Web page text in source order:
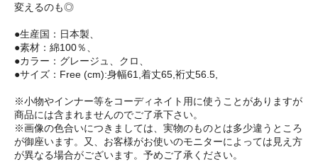
変えるのも◎
●生産国：日本製、
●素材：綿100％、
●カラー：グレージュ、クロ、
●サイズ：Free (cm):身幅61,着丈65,裄丈56.5,
※小物やインナー等をコーディネイト用に使うことがありますが
商品には含まれませんのでご了承下さい。
※画像の色合いにつきましては、実物のものとは多少違うところ
が御座います。又、お客様がお使いのモニターによっては見え方
が異なる場合がございます。予めご了承ください。